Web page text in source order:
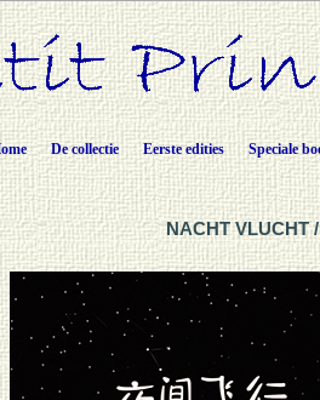
De collectie Eerste edities Speciale
NACHT VLUCHT